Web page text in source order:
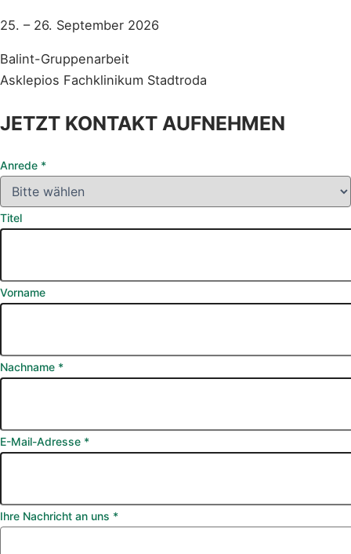
25. – 26. September 2026
Balint-Gruppenarbeit
Asklepios Fachklinikum Stadtroda
JETZT KONTAKT AUFNEHMEN
Anrede *
Titel
Vorname
Nachname *
E-Mail-Adresse *
Ihre Nachricht an uns *